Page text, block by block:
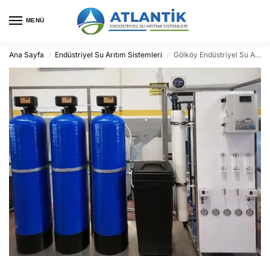
MENÜ
Ana Sayfa / Endüstriyel Su Arıtım Sistemleri / Gölköy Endüstriyel Su Arıtma